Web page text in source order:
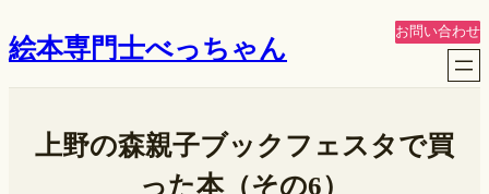
容
絵本専門士べっちゃん
お問い合わせ
上野の森親子ブックフェスタで買
った本（その6）